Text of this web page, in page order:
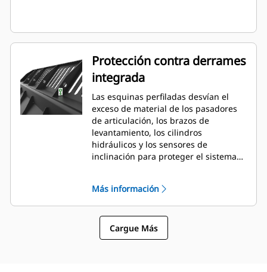
Protección contra derrames
integrada
Las esquinas perfiladas desvían el
exceso de material de los pasadores
de articulación, los brazos de
levantamiento, los cilindros
hidráulicos y los sensores de
inclinación para proteger el sistema
material amontonado, lo que crea una
buena visibilidad hacia delante y evita
daños en las esquinas al descargar.
Más información
Cargue Más